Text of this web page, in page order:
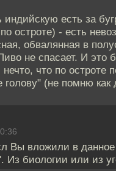
индийскую есть за
остроте) - есть
обвалянная в
не спасает. И это
что по остроте
(не помню как
Вы вложили в
Из биологии или из